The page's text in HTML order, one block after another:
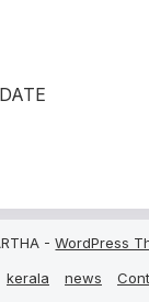
-WordPress
kerala news